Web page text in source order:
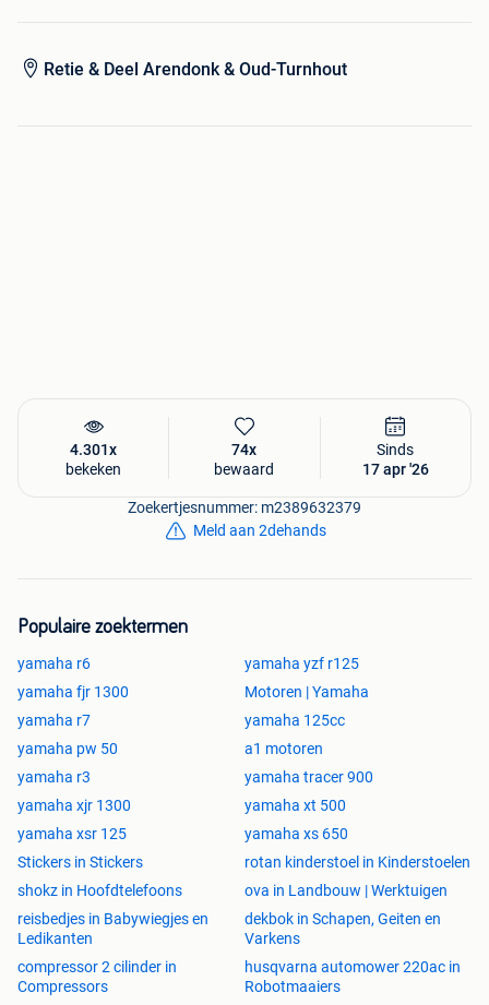
Retie & Deel Arendonk & Oud-Turnhout
4.301x
bekeken
74x
bewaard
Sinds
17 apr '26
Zoekertjesnummer: m2389632379
Meld aan 2dehands
Populaire zoektermen
yamaha r6
yamaha yzf r125
yamaha fjr 1300
Motoren | Yamaha
yamaha r7
yamaha 125cc
yamaha pw 50
a1 motoren
yamaha r3
yamaha tracer 900
yamaha xjr 1300
yamaha xt 500
yamaha xsr 125
yamaha xs 650
Stickers in Stickers
rotan kinderstoel in Kinderstoelen
shokz in Hoofdtelefoons
ova in Landbouw | Werktuigen
reisbedjes in Babywiegjes en
Ledikanten
dekbok in Schapen, Geiten en
Varkens
compressor 2 cilinder in
Compressors
husqvarna automower 220ac in
Robotmaaiers